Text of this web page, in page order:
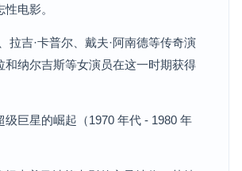
电影。
拉吉·卡普尔、戴夫·阿南德等传奇演
和纳尔吉斯等女演员在这一时期获得
级巨星的崛起（1970 年代 - 1980 年